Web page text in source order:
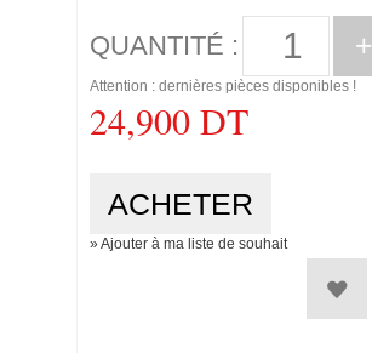
QUANTITÉ : +
Attention : dernières pièces disponibles !
24,900 DT
» Ajouter à ma liste de souhait